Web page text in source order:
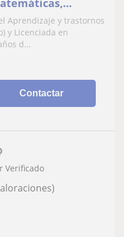
Aprendizaje y trastornos
y Licenciada en
d...
Contactar
Verificado